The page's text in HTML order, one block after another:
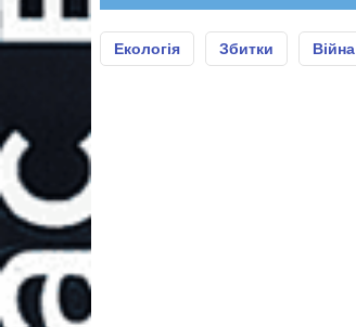
Екологія Збитки Війна